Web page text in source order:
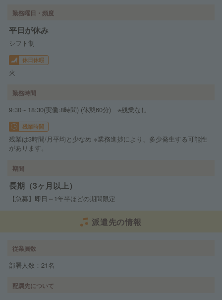
勤務曜日・頻度
平日が休み
シフト制
休日休暇
火
勤務時間
9:30～18:30(実働:8時間) (休憩60分) ※残業なし
残業時間
残業は3時間/月平均と少なめ ※業務進捗により、多少発生する可能性
があります。
期間
長期（3ヶ月以上）
【急募】即日～1年半ほどの期間限定
派遣先の情報
従業員数
部署人数：21名
配属先について